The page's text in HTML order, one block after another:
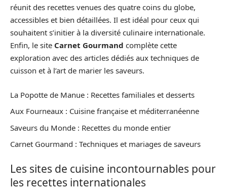
réunit des recettes venues des quatre coins du globe,
accessibles et bien détaillées. Il est idéal pour ceux qui
souhaitent s’initier à la diversité culinaire internationale.
Enfin, le site Carnet Gourmand complète cette
exploration avec des articles dédiés aux techniques de
cuisson et à l’art de marier les saveurs.
La Popotte de Manue : Recettes familiales et desserts
Aux Fourneaux : Cuisine française et méditerranéenne
Saveurs du Monde : Recettes du monde entier
Carnet Gourmand : Techniques et mariages de saveurs
Les sites de cuisine incontournables pour
les recettes internationales